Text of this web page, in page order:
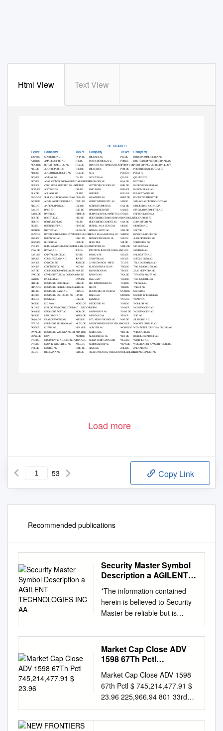
Html View Text View
DE SHARES
Ticker
1COV.DE
AAD.DE
ACX1.DE
ADJ.DE
ADL.DE
ADS.DE
ADV.DE
AFX.DE
AIXA.DE
ALV.DE
AM3D.DE
AOX.DE
ARL.DE
BAS.DE
BAYN.DE
BC8.DE
BDT.DE
BEI.DE
Company Ticker
FNTN.DE
FPE.DE
FRA.DE
FRE.DE
G1A.DE
G24.DE
Company Ticker Company
COVESTRO AG FREENET AG
P1Z.DE
PBB.DE
PATRIZIA IMMOBILIEN AG
DEUTSCHE PFANDBRIEFBANK AG
PFEIFFER VACUUM TECHNOLOGY
PROSIEBENSAT.1 MEDIA SE
PUMA SE
AMADEUS FIRE AG
BET-AT-HOME.COM AG
ADO PROPERTIES
ADLER REAL ESTATE AG
ADIDAS AG
FUCHS PETROLUB vz
FRAPORT AG FRANKFURT AIRPORPFV.DE
FRESENIUS
PSM.DE
PUM.DE
QIA.DE
RAA.DE
RHK.DE
RHM.DE
RIB1.DE
RKET.DE
S92.DE
SAX.DE
SAZ.DE
SFQ.DE
GEA
SCOUT24 AG
QIAGEN N.V.
ADVA OPTICAL NETWORKING SE GBF.DEBILFINGER SE
RATIONAL
CARL ZEISS MEDITEC AG - BR
AIXTRON SE
GFT.DE
GIL.DE
GFT TECHNOLOGIES SE
DMG MORI
RHOEN-KLINIKUM AG
RHEINMETALL AG
RIB SOFTWARE SE
ROCKET INTERNET SE
SMA SOLAR TECHNOLOGY AG
STROEER SE & CO KGAA
STADA ARZNEIMITTEL AG
SAF HOLLAND S.A.
SGL CARBON SE
ALLIANZ SE GLJ.DE GRENKE
SLM SOLUTIONS GROUP AG
ALSTRIA OFFICE REIT-AG
AAREAL BANK AG
BASF SE
GMM.DE
GWI1.DE
GXI.DE
GRAMMER AG
GERRY WEBER INTL AG
GERRESHEIMER AG
HAMBORNER REIT
HORNBACH BAUMARKT AG
HAB.DE
HBM.DE
HDD.DE
HEI.DE
BAYER AG
BECHTLE AG
HEIDELBERGER DRUCKMASCHINESGL.DE
BERTRANDT AG
BEIERSDORF AG
BIOTEST AG
HEIDELBERGCEMENT AG
HENKEL AG & CO KGAA
HAPAG-LLOYD AG
HELLA KGAA HUECK & CO
HANNOVER RUECK SE
HOCHTIEF
SHA.DE
SIE.DE
SCHAEFFLER AG
HEN3.DE
HLAG.DE
SIEMENS AG
BIO4.DE
BMW.DE
BNR.DE
BOSS.DE
BVB.DE
BYW.DE
CAP1.DE
CBK.DE
COK.DE
CON.DE
COP.DE
CWC.DE
DAI.DE
SIX2.DE
SKB.DE
SPR.DE
SRT.DE
STM2.DE
SY1.DE
SIXT SE
BAYERISCHE MOTOREN WERKE AHLE.DE
KOENIG & BAUER AG
AXEL SPRINGER SE
SARTORIUS AG
BRENNTAG AG
HUGO BOSS
HNR1.DE
HOT.DE
BORUSSIA DORTMUND GMBH & HYQ.DEHYPOPORT AG
STABILUS SA
BAYWA AG
IFX.DE
INFINEON TECHNOLOGIES AG
INNOGY SE
SYMRISE AG
CAPITAL STAGE AG
COMMERZBANK AG
CANCOM SE
IGY.DE SZG.DE
SZU.DE
TC1.DE
TEG.DE
TIM.DE
TKA.DE
TLG.DE
TLX.DE
SALZGITTER AG
JEN.DE
JUN3.DE
KCO.DE
KGX.DE
KRN.DE
KWS.DE
LEG.DE
LEO.DE
LHA.DE
LIN.DE
JENOPTIK AG SUEDZUCKER AG
TELE COLUMBUS AG
TAG IMMOBILIEN AG
ZEAL NETWORK SE
THYSSEN-KRUPP AG
TLG IMMOBILIEN
TALANX AG
JUNGHEINRICH - PRFD
KLOECKNER & CO SE
KION GROUP AG
KRONES AG
CONTINENTAL AG
COMPUGROUP MEDICAL SE
CEWE STIFTUNG & CO KGAA
DAIMLER AG
KWS SAAT
DB1.DE
DBAN.DE
DBK.DE
DEQ.DE
DEZ.DE
DIC.DE
DEUTSCHE BOERSE AG
DEUTSCHE BETEILIGUNGS AG
DEUTSCHE BANK AG
DEUTSCHE EUROSHOP AG
DEUTZ AG
LEG IMMOBILIEN AG
LEONI
TTK.DE
TAKKT AG
DEUTSCHE LUFTHANSA
LINDE AG
UN01.DE
UTDI.DE
VNA.DE
VOS.DE
VOW.DE
VOW3.DE
VT9.DE
WAF.DE
WCH.DE
WCMK.DE
WDI.DE
WIN.DE
WSU.DE
WUW.DE
ZAL.DE
UNIPER SE
UNITED INTERNET AG
VONOVIA
LXS.DE
MDG1.DE
LANXESS
DIC Asset MEDIGENE AG VOSSLOH AG
DLG.DE
DPW.DE
DRI.DE
DIALOG SEMICONDUCTOR PLC MEO.DEMETRO
VOLKSWAGEN AG
VOLKSWAGEN AG
VTG AG
DEUTSCHE POST AG
DRILLISCH AG
MOR.DE
MRK1.DE
MTX.DE
MORPHOSYS AG
MERCK KGAA
DRW8.DE
DTE.DE
DUE.DE
DWNI.DE
EOAN.DE
EVD.DE
EVK.DE
EVT.DE
FIE.DE
DRAEGERWERK AG
DEUTSCHE TELEKOM AG
DUERR AG
MTU AERO ENGINES AG
MUENCHENER RUECKVER AG
AURUBIS AG
SILTRONIC AG
MUV2.DE
NDA1.DE
NDX1.DE
NEM.DE
NOAA.DE
NOEJ.DE
O1BC.DE
O2D.DE
WACKER CHEMIE AG
WCM BETEILIGUNGS & GRUND AG
WIRECARD AG
DEUTSCHE WOHNEN AG-BR
E.ON
NORDEX SE
NEMETSCHEK SE
NOKIA CORP-SPON ADR
NORMA GROUP SE
XING AG
DIEBOLD NIXDORF AG
WASHTEC AG
CTS EVENTIM AG & CO KGAA
EVONIK INDUSTRIES AG
EVOTEC AG
WUESTENROT & WUERTTEMBERG
ZALANDO SE
FIELMANN AG
TELEFONICA DEUTSCHLAND HOLDZIL2.DEELRINGKLINGER AG
Load more
53 Copy Link
Recommended publications
Security Master Symbol
Description a AGILENT
*The information contained
herein is believed to Security
Master be reliable but is
neither guaranteed by EQIS
Capital Management, Inc. its
principles nor any affiliated
EQIS companies. This
Description intended for the
exclusive use of investment
Adviser Representative. This
list is subject to A AGILENT
TECHNOLOGIES INC change.
Market Cap Close ADV
1598 67Th Pctl
Market Cap Close ADV 1598
67th Pctl $ 745,214,477.91 $
23.96 225,966.94 801 33rd
Pctl $ 199,581,478.89 $ 10.09
53,054.83 2399 Ticker_